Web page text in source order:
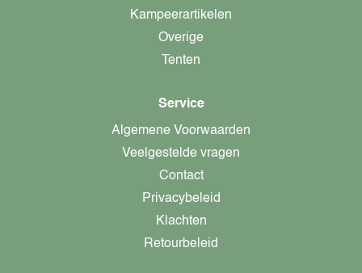
Kampeerartikelen
Overige
Tenten
Service
Algemene Voorwaarden
Veelgestelde vragen
Contact
Privacybeleid
Klachten
Retourbeleid